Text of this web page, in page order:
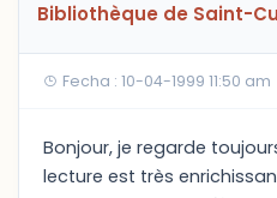
Bibliothèque de Saint-
Fecha : 10-04-1999 11:50 am
Bonjour, je regarde
lecture est très